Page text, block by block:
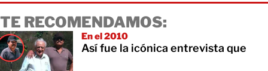
TE RECOMENDAMOS:
En el 2010
Así fue la icónica entrevista que